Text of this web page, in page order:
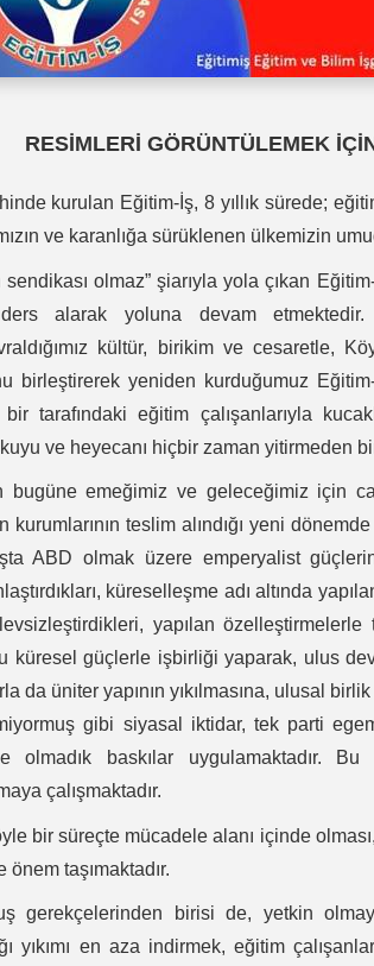
RESİMLERİ GÖRÜNTÜLEMEK
kurulan Eğitim-İş, 8 yıllık sürede;
ve karanlığa sürüklenen ülkemizin
sendikası olmaz” şiarıyla yola çıkan
alarak yoluna devam etmektedir.
kültür, birikim ve cesaretle,
birleştirerek yeniden kurduğumuz Eğitim-
tarafındaki eğitim çalışanlarıyla
ve heyecanı hiçbir zaman yitirmeden
bugüne emeğimiz ve geleceğimiz için
kurumlarının teslim alındığı yeni
ABD olmak üzere emperyalist
küreselleşme adı altında
yapılan özelleştirmelerle
küresel güçlerle işbirliği yaparak, ulus
da üniter yapının yıkılmasına, ulusal
gibi siyasal iktidar, tek parti
olmadık baskılar uygulamaktadır.
çalışmaktadır.
bir süreçte mücadele alanı içinde
taşımaktadır.
gerekçelerinden birisi de, yetkin
yıkımı en aza indirmek, eğitim